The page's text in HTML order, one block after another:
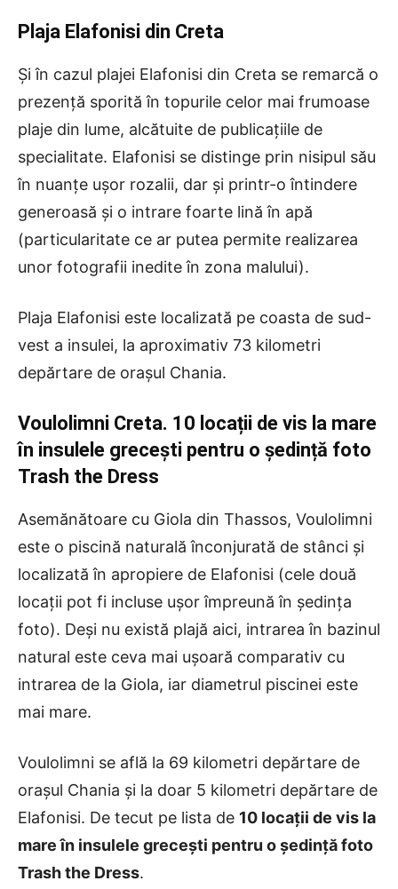
Plaja Elafonisi din Creta
Și în cazul plajei Elafonisi din Creta se remarcă o
prezență sporită în topurile celor mai frumoase
plaje din lume, alcătuite de publicațiile de
specialitate. Elafonisi se distinge prin nisipul său
în nuanțe ușor rozalii, dar și printr-o întindere
generoasă și o intrare foarte lină în apă
(particularitate ce ar putea permite realizarea
unor fotografii inedite în zona malului).
Plaja Elafonisi este localizată pe coasta de sud-
vest a insulei, la aproximativ 73 kilometri
depărtare de orașul Chania.
Voulolimni Creta. 10 locații de vis la mare
în insulele grecești pentru o ședință foto
Trash the Dress
Asemănătoare cu Giola din Thassos, Voulolimni
este o piscină naturală înconjurată de stânci și
localizată în apropiere de Elafonisi (cele două
locații pot fi incluse ușor împreună în ședința
foto). Deși nu există plajă aici, intrarea în bazinul
natural este ceva mai ușoară comparativ cu
intrarea de la Giola, iar diametrul piscinei este
mai mare.
Voulolimni se află la 69 kilometri depărtare de
orașul Chania și la doar 5 kilometri depărtare de
Elafonisi. De tecut pe lista de 10 locații de vis la
mare în insulele grecești pentru o ședință foto
Trash the Dress.